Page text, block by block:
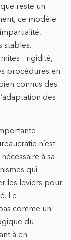
reste un
ce modèle
stables.
: rigidité,
procédures en
connus des
des
:
n’est
à sa
qui
les leviers pour
Le
comme un
du
à en